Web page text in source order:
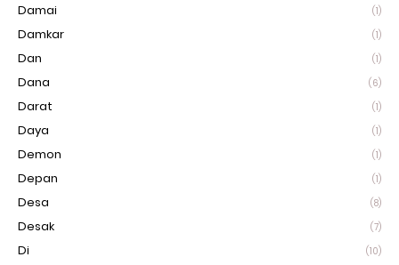
Damai (1)
Damkar (1)
Dan (1)
Dana (6)
Darat (1)
Daya (1)
Demon (1)
Depan (1)
Desa (8)
Desak (7)
Di (10)